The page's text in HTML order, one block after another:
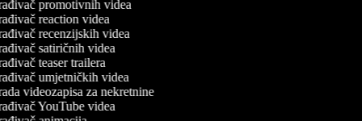
promotivnih videa
reaction videa
recenzijskih videa
satiričnih videa
teaser trailera
umjetničkih videa
videozapisa za nekretnine
YouTube videa